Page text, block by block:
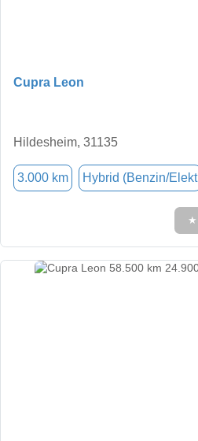
Cupra Leon
Hildesheim, 31135
3.000 km Hybrid (Benzin/Elekt
★